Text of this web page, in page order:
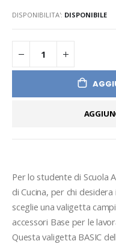
DISPONIBILITA': DISPONIBILE
Per lo studente di Scuola
di Cucina, per chi
sceglie una valigetta
accessori Base per le
Questa valigetta BASIC